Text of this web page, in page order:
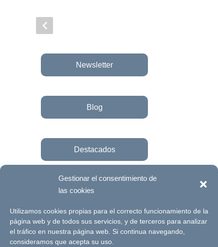
Gestionar el consentimiento de
las cookies
Utilizamos cookies propias para el correcto funcionamiento de la
página web y de todos sus servicios, y de terceros para analizar
el tráfico en nuestra página web. Si continua navegando,
consideramos que acepta su uso.
Newsletter
Blog
Destacados
Únete a la fundación
© Futuro Singular Córdoba 2017. Web